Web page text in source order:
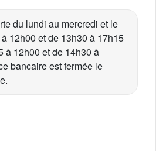
du lundi au mercredi et le
12h00 et de 13h30 à 17h15
à 12h00 et de 14h30 à
bancaire est fermée le